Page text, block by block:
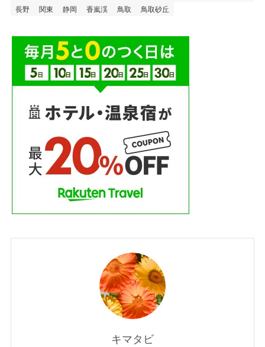
長野
関東 静岡 香嵐渓 鳥取 鳥取砂丘
キマタビ